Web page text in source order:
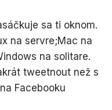
sa ti oknom.
na servre;Mac na
na solitare.
tweetnout než s
Facebooku